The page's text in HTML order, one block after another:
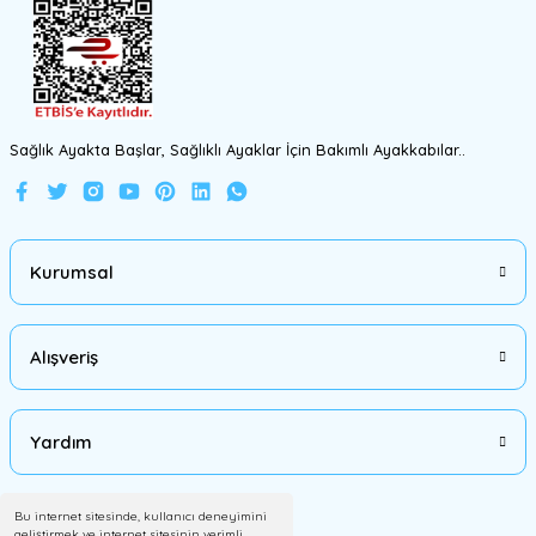
Bu internet sitesinde, kullanıcı deneyimini
Sağlık Ayakta Başlar, Sağlıklı Ayaklar İçin Bakımlı Ayakkabılar..
Kurumsal
Alışveriş
Yardım